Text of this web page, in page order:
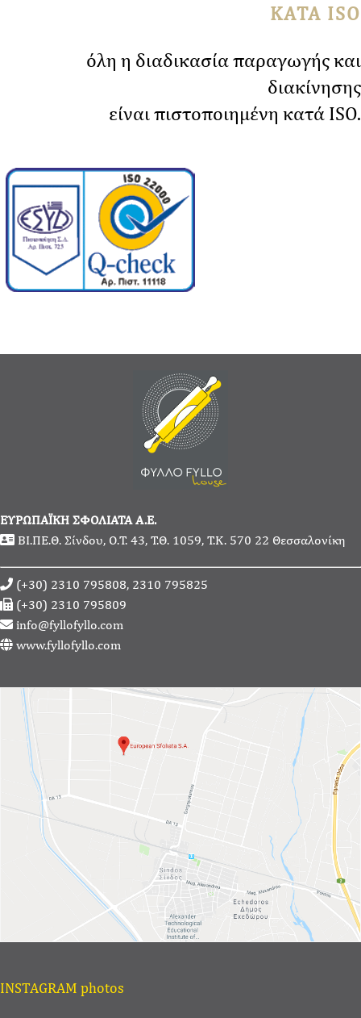
ΚΑΤΑ ISO
όλη η διαδικασία παραγωγής και
διακίνησης
είναι πιστοποιημένη κατά ISO.
ΕΥΡΩΠΑΪΚΗ ΣΦΟΛΙΑΤΑ Α.Ε.
ΒΙ.ΠΕ.Θ. Σίνδου, Ο.Τ. 43, Τ.Θ. 1059, Τ.Κ. 570 22 Θεσσαλονίκη
(+30) 2310 795808, 2310 795825
(+30) 2310 795809
info@fyllofyllo.com
www.fyllofyllo.com
INSTAGRAM photos